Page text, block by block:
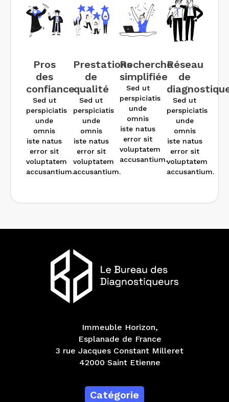
Pros
des
confiance
Sed ut
perspiciatis
unde
omnis
iste natus
error sit
voluptatem
accusantium.
Prestations
de
qualité
Sed ut
perspiciatis
unde
omnis
iste natus
error sit
voluptatem
accusantium.
Recherche
simplifiée
Sed ut
perspiciatis
unde
omnis
iste natus
error sit
voluptatem
accusantium.
Réseau
de
Sed ut
perspiciatis
unde
omnis
iste natus
error sit
voluptatem
accusantium.
Immeuble Horizon,
Esplanade de France
3 rue Jacques Constant Milleret
42000 Saint Etienne
Catégorie